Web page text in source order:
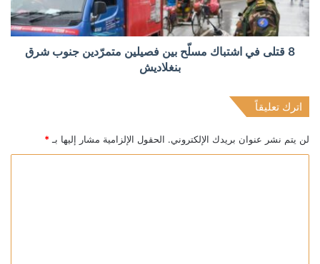
8 قتلى في اشتباك مسلّح بين فصيلين متمرّدين جنوب شرق
بنغلاديش
اترك تعليقاً
لن يتم نشر عنوان بريدك الإلكتروني. الحقول الإلزامية مشار إليها بـ *